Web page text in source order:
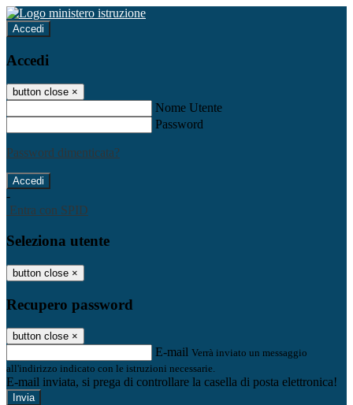
Accedi
Accedi
button close ×
Nome Utente
Password
Password dimenticata?
-
Entra con SPID
Seleziona utente
button close ×
Recupero password
button close ×
E-mail Verrà inviato un messaggio
all'indirizzo indicato con le istruzioni necessarie.
E-mail inviata, si prega di controllare la casella di posta elettronica!